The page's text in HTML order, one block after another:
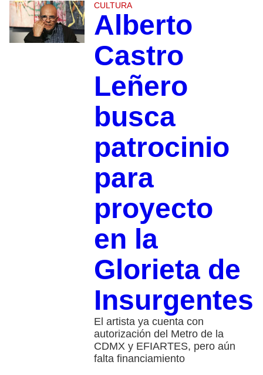
CULTURA
Alberto
Castro
Leñero
busca
patrocinio
para
proyecto
en la
Glorieta de
Insurgentes
El artista ya cuenta con
autorización del Metro de la
CDMX y EFIARTES, pero aún
falta financiamiento